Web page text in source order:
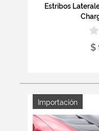
Estribos
$
Importación